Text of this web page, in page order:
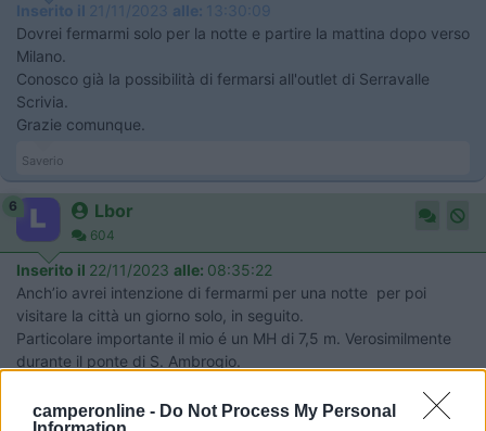
camperonline - Do Not Process My Personal
Inserito il 21/11/2023 alle: 13:30:09
Dovrei fermarmi solo per la notte e partire la mattina dopo verso
Milano.
Conosco già la possibilità di fermarsi all'outlet di Serravalle
Scrivia.
Grazie comunque.
Saverio
6 Lbor
604
Inserito il 22/11/2023 alle: 08:35:22
Anch’io avrei intenzione di fermarmi per una notte per poi
visitare la città un giorno solo, in seguito.
Particolare importante il mio é un MH di 7,5 m. Verosimilmente
durante il ponte di S. Ambrogio.